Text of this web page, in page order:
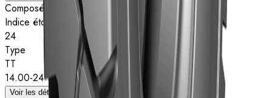
Composé
Indice étoiles
24
Type
TT
14.00-24
Voir les détails